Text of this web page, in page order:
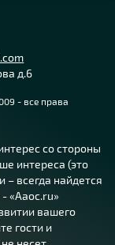
д.6
- все права
со стороны
интереса (это
– всегда найдется
«Aaoc.ru»
вашего
гости и